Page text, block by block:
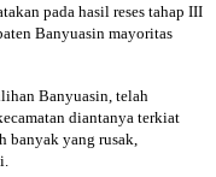
pada hasil reses tahap III
Banyuasin mayoritas
Banyuasin, telah
diantanya terkiat
banyak yang rusak,